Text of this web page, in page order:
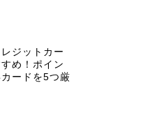
ジットカー
め！ポイン
カードを5つ厳